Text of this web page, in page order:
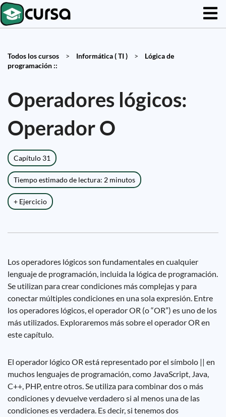
Todos los cursos > Informática ( TI ) >
Lógica de
programación ::
Operadores lógicos:
Operador O
Capítulo 31
Tiempo estimado de lectura: 2 minutos
+ Ejercicio
Los operadores lógicos son fundamentales en cualquier
lenguaje de programación, incluida la lógica de programación.
Se utilizan para crear condiciones más complejas y para
conectar múltiples condiciones en una sola expresión. Entre
los operadores lógicos, el operador OR (o “OR”) es uno de los
más utilizados. Exploraremos más sobre el operador OR en
este capítulo.
El operador lógico OR está representado por el símbolo || en
muchos lenguajes de programación, como JavaScript, Java,
C++, PHP, entre otros. Se utiliza para combinar dos o más
condiciones y devuelve verdadero si al menos una de las
condiciones es verdadera. Es decir, si tenemos dos